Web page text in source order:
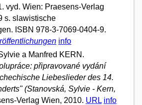
vyd. Wien: Praesens-Verlag
s. slawistische
ISBN 978-3-7069-0404-9.
info
a Manfred KERN.
připravované vydání
Liebeslieder des 14.
(Stanovská, Sylvie - Kern,
Verlag Wien, 2010. URL info